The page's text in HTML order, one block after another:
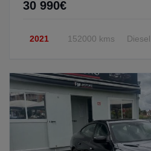
30 990€
2021 152000 kms Diesel